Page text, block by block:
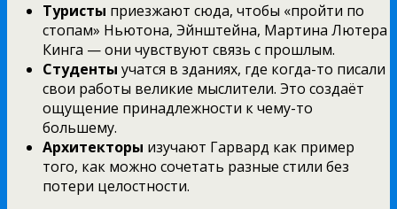
Туристы приезжают сюда, чтобы «пройти по
стопам» Ньютона, Эйнштейна, Мартина Лютера
Кинга — они чувствуют связь с прошлым.
Студенты учатся в зданиях, где когда-то писали
свои работы великие мыслители. Это создаёт
ощущение принадлежности к чему-то
большему.
Архитекторы изучают Гарвард как пример
того, как можно сочетать разные стили без
потери целостности.